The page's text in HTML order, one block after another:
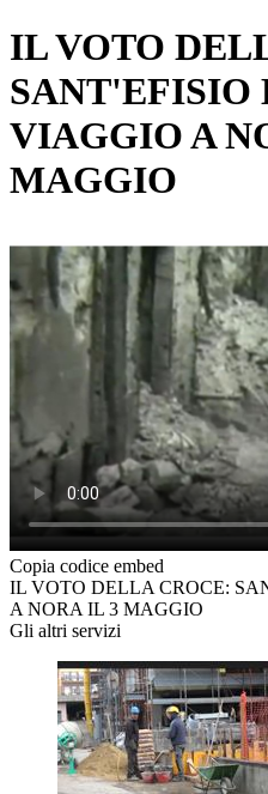
IL VOTO
SANT'EFISIO
VIAGGIO A
MAGGIO
Copia codice embed
IL VOTO DELLA CROCE:
A NORA IL 3 MAGGIO
Gli altri servizi